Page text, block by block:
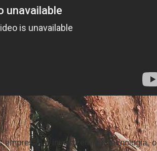
a investirem em tecnologia, o